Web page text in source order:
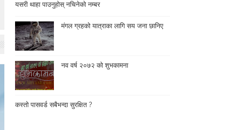
यसरी थाहा पाउनुहोस् नचिनेको नम्बर
मंगल ग्रहको यात्राका लागि सय जना छानिए
नव वर्ष २०७२ को शुभकामना
कस्तो पासवर्ड सबैभन्दा सुरक्षित ?